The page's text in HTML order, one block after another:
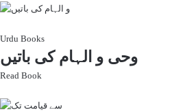
Urdu Books
وحی و الہام کی باتیں
Read Book